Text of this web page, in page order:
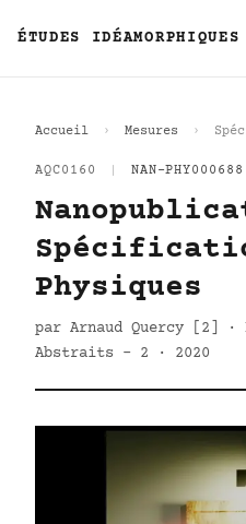
ÉTUDES IDÉAMORPHIQUES
Accueil Mesures
AQC0160 NAN-PHY000688
Physiques
par Arnaud Quercy [2]
Abstraits - 2 · 2020